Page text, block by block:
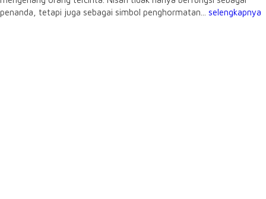
penanda, tetapi juga sebagai simbol penghormatan... selengkapnya